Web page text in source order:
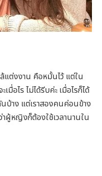
ต่งงาน คือหมั้นไว้ แต่ใน
มื่อไร ไม่ได้รีบค่ะ เมื่อไรก็ได้
บ้าง แต่เราสองคนค่อนข้าง
าผู้หญิงก็ต้องใช้เวลานานใน